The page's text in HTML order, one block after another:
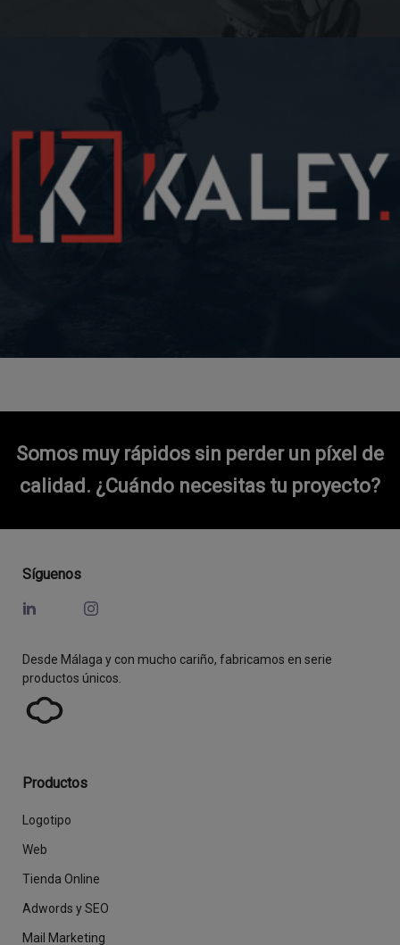
Somos muy rápidos sin perder un píxel de
calidad. ¿Cuándo necesitas tu proyecto?
Síguenos
Desde Málaga y con mucho cariño, fabricamos en serie
productos únicos.
Productos
Logotipo
Web
Tienda Online
Adwords y SEO
Mail Marketing